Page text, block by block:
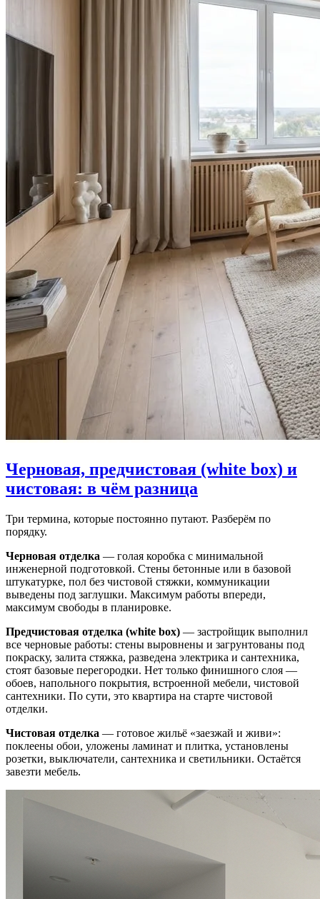
Черновая, предчистовая (white box) и
чистовая: в чём разница
Три термина, которые постоянно путают. Разберём по
порядку.
Черновая отделка — голая коробка с минимальной
инженерной подготовкой. Стены бетонные или в базовой
штукатурке, пол без чистовой стяжки, коммуникации
выведены под заглушки. Максимум работы впереди,
максимум свободы в планировке.
Предчистовая отделка (white box) — застройщик выполнил
все черновые работы: стены выровнены и загрунтованы под
покраску, залита стяжка, разведена электрика и сантехника,
стоят базовые перегородки. Нет только финишного слоя —
обоев, напольного покрытия, встроенной мебели, чистовой
сантехники. По сути, это квартира на старте чистовой
отделки.
Чистовая отделка — готовое жильё «заезжай и живи»:
поклеены обои, уложены ламинат и плитка, установлены
розетки, выключатели, сантехника и светильники. Остаётся
завезти мебель.